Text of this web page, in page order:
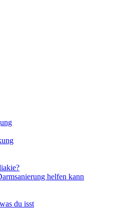
helfen kann
du isst